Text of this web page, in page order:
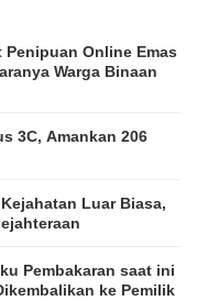
Online Emas
Warga Binaan
3C, Amankan 206
Luar Biasa,
Pembakaran saat ini
ke Pemilik